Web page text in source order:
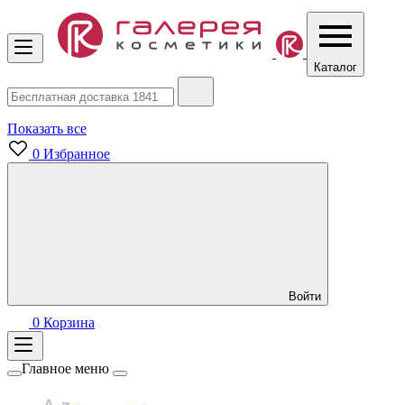
Каталог
Показать все
0 Избранное
Войти
0 Корзина
Главное меню